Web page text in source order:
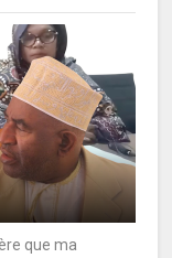
que ma